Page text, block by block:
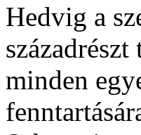
Hedvig a
minden